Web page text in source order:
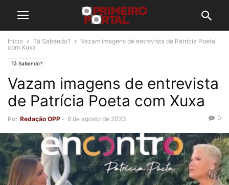
Início Tá Sabendo?
Vazam imagens de entrevista de Patrícia Poeta
com Xuxa
Tá Sabendo?
Vazam imagens de entrevista
de Patrícia Poeta com Xuxa
Por Redação OPP - 6 de agosto de 2023 0